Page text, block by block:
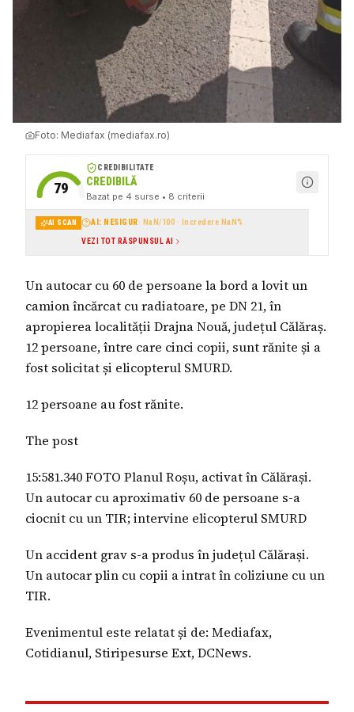
Foto: Mediafax (mediafax.ro)
79
CREDIBILITATE
CREDIBILĂ
Bazat pe 4 surse • 8 criterii
AI SCAN AI: NESIGUR· NaN/100 · încredere NaN%
VEZI TOT RĂSPUNSUL AI
Un autocar cu 60 de persoane la bord a lovit un
camion încărcat cu radiatoare, pe DN 21, în
apropierea localității Drajna Nouă, județul Călăraș.
12 persoane, între care cinci copii, sunt rănite și a
fost solicitat și elicopterul SMURD.
12 persoane au fost rănite.
The post
15:581.340 FOTO Planul Roșu, activat în Călărași.
Un autocar cu aproximativ 60 de persoane s-a
ciocnit cu un TIR; intervine elicopterul SMURD
Un accident grav s-a produs în județul Călărași.
Un autocar plin cu copii a intrat în coliziune cu un
TIR.
Evenimentul este relatat și de: Mediafax,
Cotidianul, Stiripesurse Ext, DCNews.